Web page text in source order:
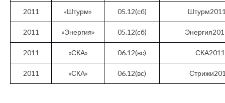
2011 «Штурм» 05.12(сб)
2011 «Энергия» 05.12(сб)
2011 «СКА» 06.12(вс)
2011 «СКА» 06.12(вс)